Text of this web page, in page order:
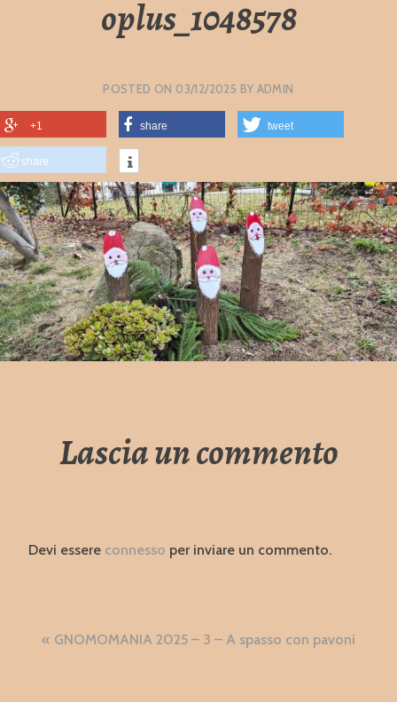
oplus_1048578
POSTED ON 03/12/2025 BY ADMIN
+1 share tweet
share
Lascia un commento
Devi essere connesso per inviare un commento.
Navigazione
GNOMOMANIA 2025 – 3 – A spasso con pavoni